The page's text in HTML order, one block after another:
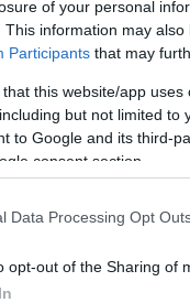
of your personal
This information may
Participants that may
that this website/app
but not limited to
to Google and its third-
consent section.
Data Processing Opt
opt-out of the Sharing of
προσπαθούσε
και «ήρθε
είναι
άνθρωποι
κράτος
να δίνεις στον